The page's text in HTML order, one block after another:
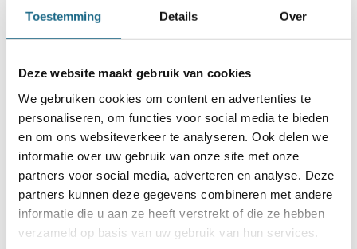
Toestemming Details Over
Deze website maakt gebruik van cookies
We gebruiken cookies om content en advertenties te
personaliseren, om functies voor social media te bieden
en om ons websiteverkeer te analyseren. Ook delen we
informatie over uw gebruik van onze site met onze
partners voor social media, adverteren en analyse. Deze
partners kunnen deze gegevens combineren met andere
informatie die u aan ze heeft verstrekt of die ze hebben
verzameld op basis van uw gebruik van hun services.